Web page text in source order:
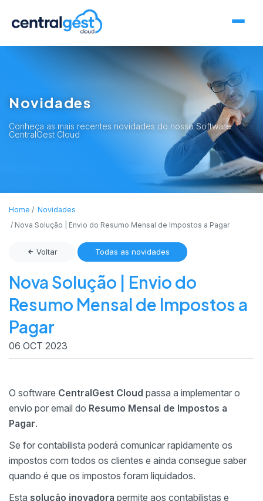
Novidades
Conheça as mais recentes novidades do nosso Software
CentralGest Cloud
Home
Novidades
Nova Solução | Envio do Resumo Mensal de Impostos a Pagar
Voltar Todas as novidades
Nova Solução | Envio do
Resumo Mensal de Impostos a
Pagar
06 OCT 2023
O software CentralGest Cloud passa a implementar o
envio por email do Resumo Mensal de Impostos a
Pagar.
Se for contabilista poderá comunicar rapidamente os
impostos com todos os clientes e ainda consegue saber
quando é que os impostos foram liquidados.
Esta solução inovadora permite aos contabilistas e